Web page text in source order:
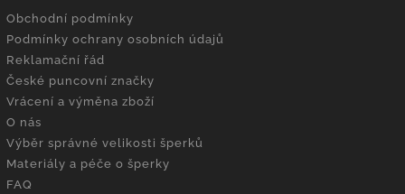
Obchodní podmínky
Podmínky ochrany osobních údajů
Reklamační řád
České puncovní značky
Vrácení a výměna zboží
O nás
Výběr správné velikosti šperků
Materiály a péče o šperky
FAQ